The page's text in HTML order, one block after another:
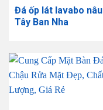
Đá ốp lát lavabo nâu
Tây Ban Nha